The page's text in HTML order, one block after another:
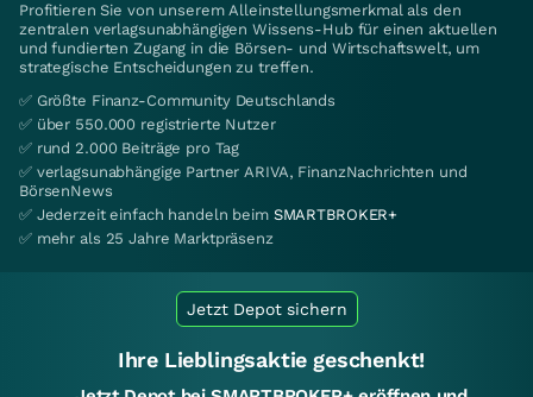
Profitieren Sie von unserem Alleinstellungsmerkmal als den
zentralen verlagsunabhängigen Wissens-Hub für einen aktuellen
und fundierten Zugang in die Börsen- und Wirtschaftswelt, um
strategische Entscheidungen zu treffen.
✅ Größte Finanz-Community Deutschlands
✅ über 550.000 registrierte Nutzer
✅ rund 2.000 Beiträge pro Tag
✅ verlagsunabhängige Partner ARIVA, FinanzNachrichten und
BörsenNews
✅ Jederzeit einfach handeln beim SMARTBROKER+
✅ mehr als 25 Jahre Marktpräsenz
Jetzt Depot sichern
Ihre Lieblingsaktie geschenkt!